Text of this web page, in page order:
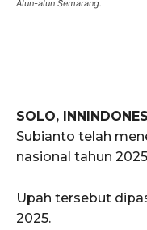
Alun-alun Semarang.
SOLO,
Subianto telah
nasional tahun
Upah tersebut
2025.